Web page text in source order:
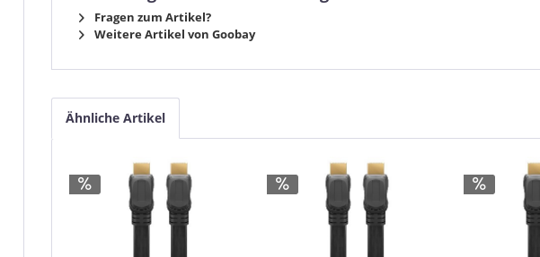
Fragen zum Artikel?
Weitere Artikel von Goobay
Ähnliche Artikel